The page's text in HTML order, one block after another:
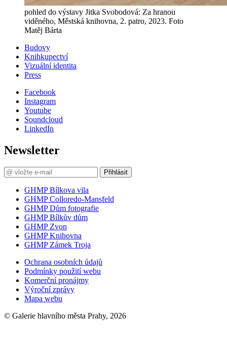
pohled do výstavy Jitka Svobodová: Za hranou
viděného, Městská knihovna, 2. patro, 2023. Foto
Matěj Bárta
Budovy
Knihkupectví
Vizuální identita
Press
Facebook
Instagram
Youtube
Soundcloud
LinkedIn
Newsletter
Přihlásit
GHMP Bílkova vila
GHMP Colloredo-Mansfeld
GHMP Dům fotografie
GHMP Bílkův dům
GHMP Zvon
GHMP Knihovna
GHMP Zámek Troja
Ochrana osobních údajů
Podmínky použití webu
Komerční pronájmy
Výroční zprávy
Mapa webu
© Galerie hlavního města Prahy, 2026